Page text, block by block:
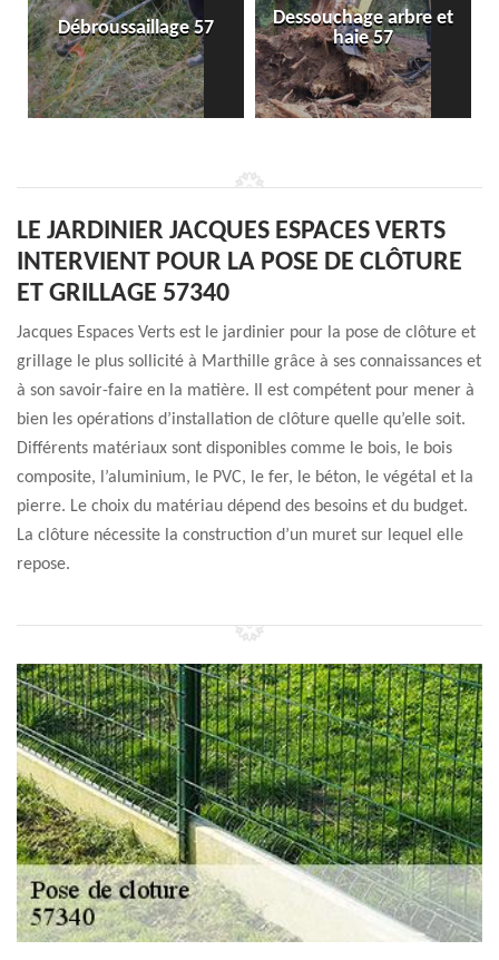
Débroussaillage 57
Dessouchage arbre et
haie 57
LE JARDINIER JACQUES ESPACES VERTS
INTERVIENT POUR LA POSE DE CLÔTURE
ET GRILLAGE 57340
Jacques Espaces Verts est le jardinier pour la pose de clôture et
grillage le plus sollicité à Marthille grâce à ses connaissances et
à son savoir-faire en la matière. Il est compétent pour mener à
bien les opérations d’installation de clôture quelle qu’elle soit.
Différents matériaux sont disponibles comme le bois, le bois
composite, l’aluminium, le PVC, le fer, le béton, le végétal et la
pierre. Le choix du matériau dépend des besoins et du budget.
La clôture nécessite la construction d’un muret sur lequel elle
repose.